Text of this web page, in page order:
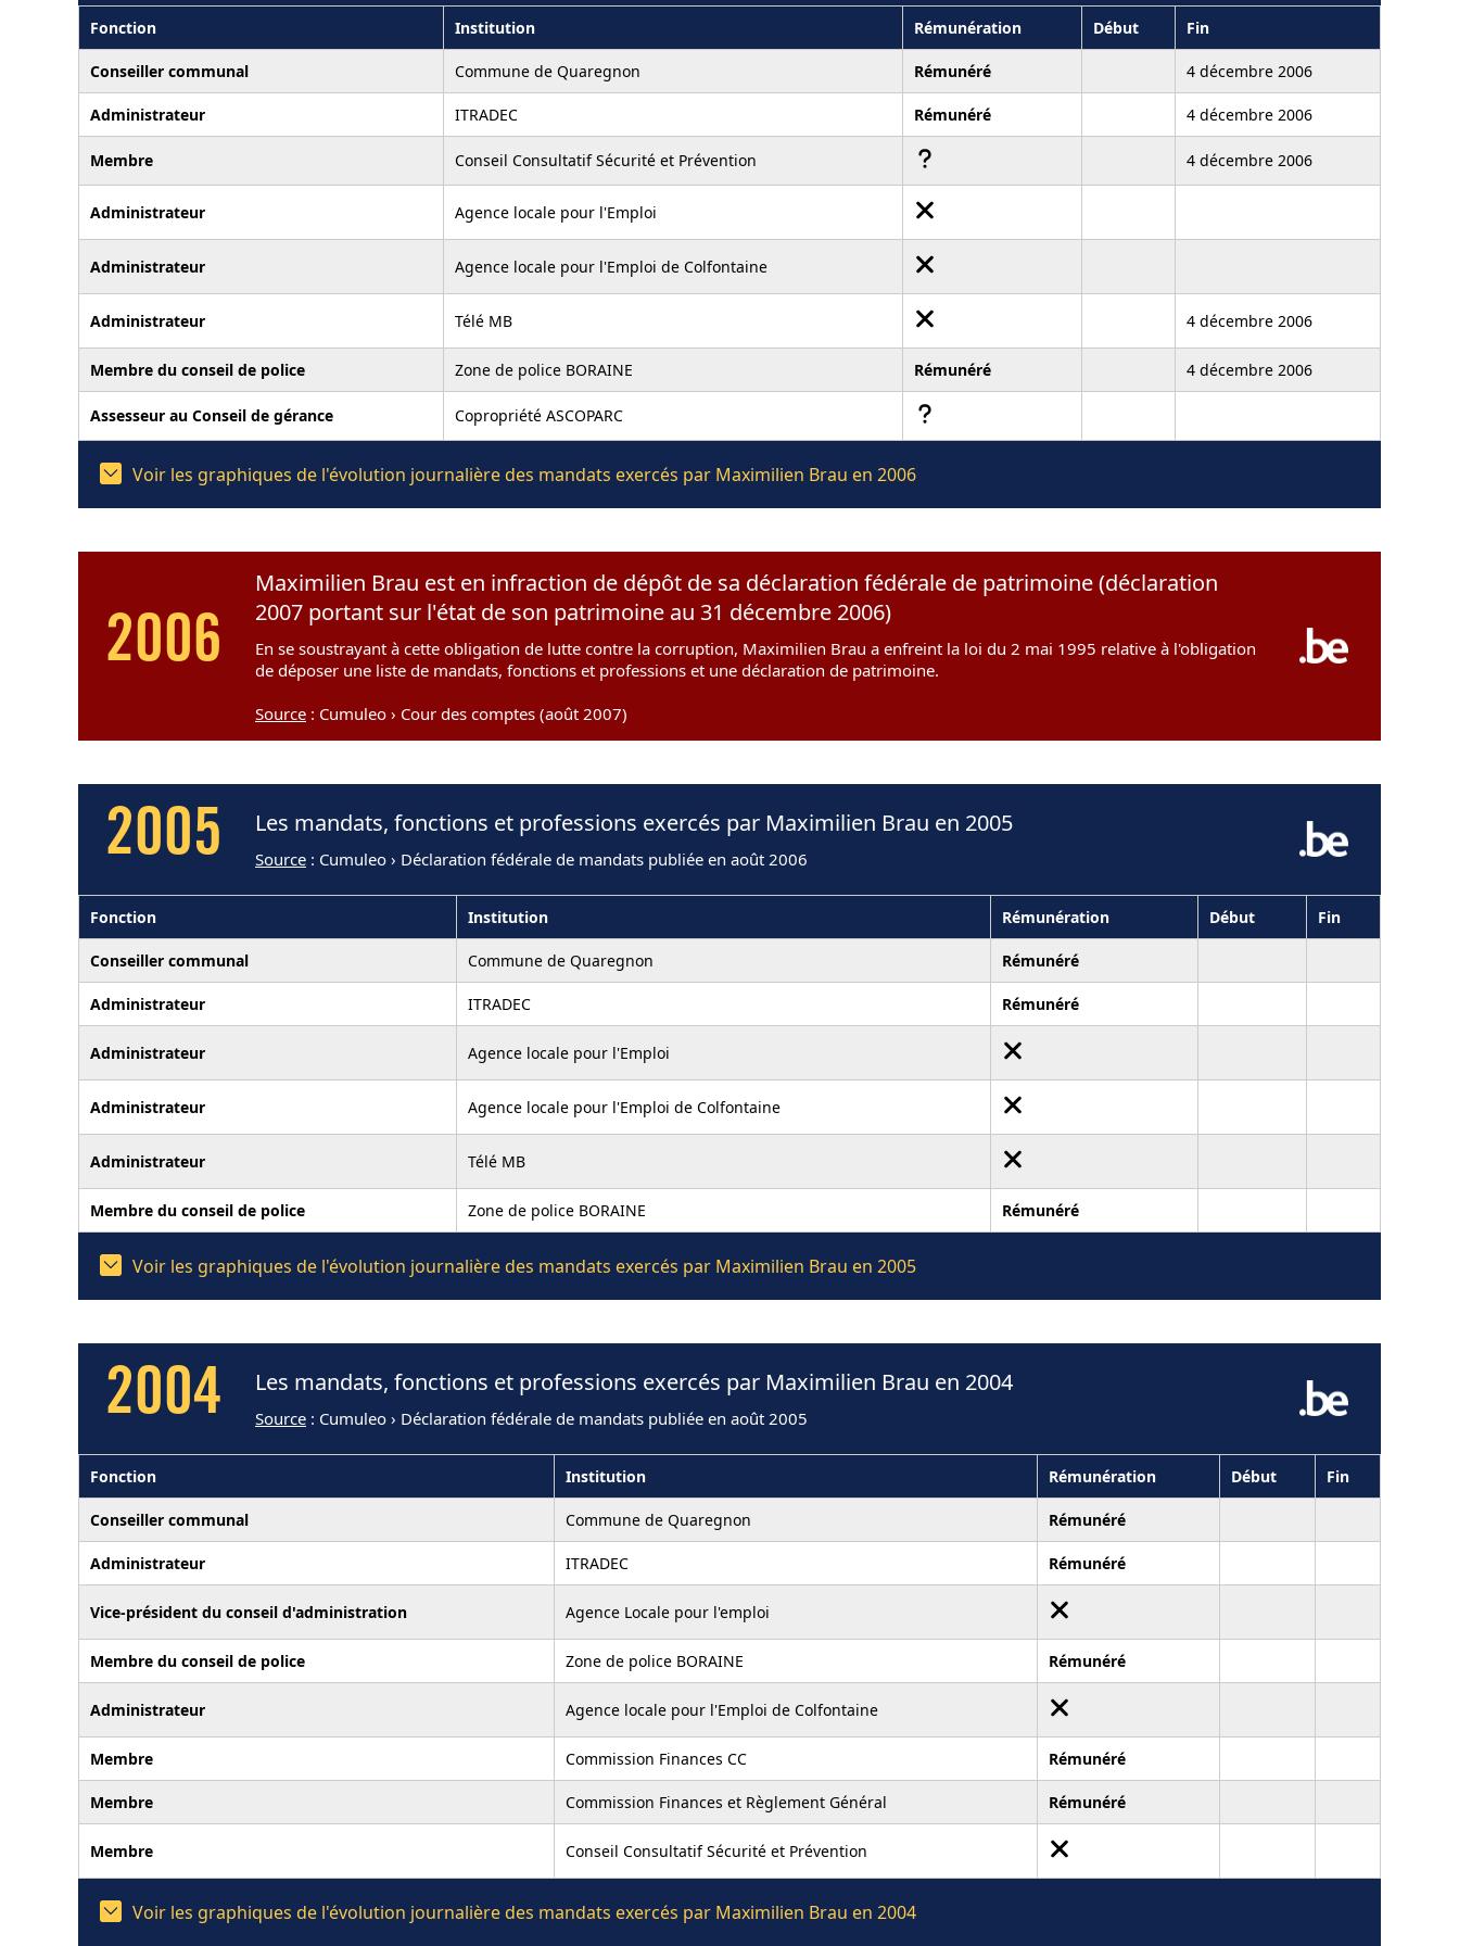
Fonction Institution Rémunération Début Fin
Conseiller communal Commune de Quaregnon Rémunéré 4 décembre 2006
Administrateur ITRADEC Rémunéré 4 décembre 2006
Membre Conseil Consultatif Sécurité et Prévention 4 décembre 2006
Administrateur Agence locale pour l'Emploi
Administrateur Agence locale pour l'Emploi de Colfontaine
Administrateur Télé MB 4 décembre 2006
Membre du conseil de police Zone de police BORAINE Rémunéré 4 décembre 2006
Assesseur au Conseil de gérance Copropriété ASCOPARC
Voir les graphiques de l'évolution journalière des mandats exercés par Maximilien Brau en 2006
2006
Maximilien Brau est en infraction de dépôt de sa déclaration fédérale de patrimoine (déclaration
2007 portant sur l'état de son patrimoine au 31 décembre 2006)
En se soustrayant à cette obligation de lutte contre la corruption, Maximilien Brau a enfreint la loi du 2 mai 1995 relative à l'obligation
de déposer une liste de mandats, fonctions et professions et une déclaration de patrimoine.
Source : Cumuleo › Cour des comptes (août 2007)
2005 Les mandats, fonctions et professions exercés par Maximilien Brau en 2005
Source : Cumuleo › Déclaration fédérale de mandats publiée en août 2006
Fonction Institution Rémunération Début Fin
Conseiller communal Commune de Quaregnon Rémunéré
Administrateur ITRADEC Rémunéré
Administrateur Agence locale pour l'Emploi
Administrateur Agence locale pour l'Emploi de Colfontaine
Administrateur Télé MB
Membre du conseil de police Zone de police BORAINE Rémunéré
Voir les graphiques de l'évolution journalière des mandats exercés par Maximilien Brau en 2005
2004 Les mandats, fonctions et professions exercés par Maximilien Brau en 2004
Source : Cumuleo › Déclaration fédérale de mandats publiée en août 2005
Fonction Institution Rémunération Début Fin
Conseiller communal Commune de Quaregnon Rémunéré
Administrateur ITRADEC Rémunéré
Vice-président du conseil d'administration Agence Locale pour l'emploi
Membre du conseil de police Zone de police BORAINE Rémunéré
Administrateur Agence locale pour l'Emploi de Colfontaine
Membre Commission Finances CC Rémunéré
Membre Commission Finances et Règlement Général Rémunéré
Membre Conseil Consultatif Sécurité et Prévention
Voir les graphiques de l'évolution journalière des mandats exercés par Maximilien Brau en 2004